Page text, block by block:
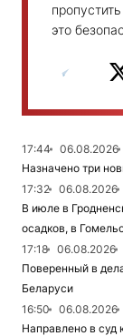
это
17:44 06.08.2026
Назначено три
17:32
06.08.2026
В июле в
осадков, в
17:18
06.08.2026
Поверенный в
Беларуси
16:50
06.08.2026
Направлено в суд